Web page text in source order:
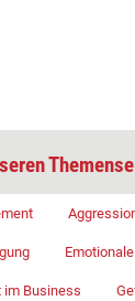
im Business